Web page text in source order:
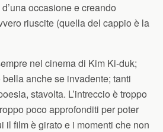
occasione e creando
riuscite (quella del cappio è la
nel cinema di Kim Ki-duk;
anche se invadente; tanti
stavolta. L’intreccio è troppo
poco approfonditi per poter
il film è girato e i momenti che non